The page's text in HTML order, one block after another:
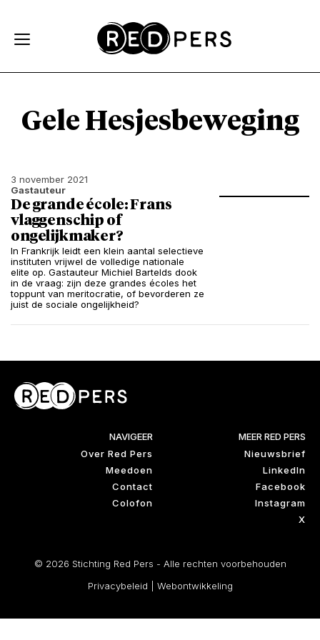
Gele Hesjesbeweging
3 november 2021
Gastauteur
De grande école: Frans
vlaggenschip of
ongelijkmaker?
In Frankrijk leidt een klein aantal selectieve
instituten vrijwel de volledige nationale
elite op. Gastauteur Michiel Bartelds dook
in de vraag: zijn deze grandes écoles het
toppunt van meritocratie, of bevorderen ze
juist de sociale ongelijkheid?
NAVIGEER
Over Red Pers
Meedoen
Contact
Colofon
MEER RED PERS
Nieuwsbrief
LinkedIn
Facebook
Instagram
X
© 2026 Stichting Red Pers - Alle rechten voorbehouden
Privacybeleid
Webontwikkeling